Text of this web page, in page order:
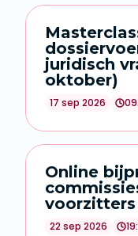
juridisch
oktober)
17 sep 2026
Online
voorzitters
22 sep 2026